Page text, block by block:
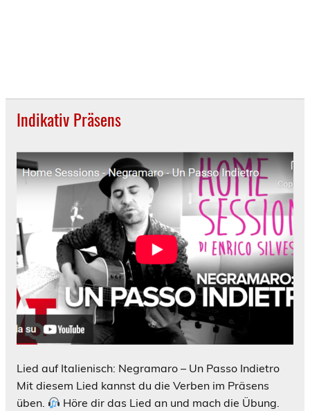
Indikativ Präsens
Lied auf Italienisch: Negramaro – Un Passo Indietro
Mit diesem Lied kannst du die Verben im Präsens
üben.
Höre dir das Lied an und mach die Übung.